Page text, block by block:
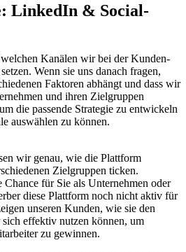
LinkedIn & Social-
Kanälen wir bei der Kunden-
Wenn sie uns danach fragen,
Faktoren abhängt und dass wir
und ihren Zielgruppen
die passende Strategie zu entwickeln
auswählen zu können.
wir genau, wie die Plattform
Zielgruppen ticken.
für Sie als Unternehmen oder
diese Plattform noch nicht aktiv für
unseren Kunden, wie sie den
effektiv nutzen können, um
zu gewinnen.